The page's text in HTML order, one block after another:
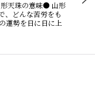
天珠の意味● 山形
、どんな苦労をも
運勢を日に日に上